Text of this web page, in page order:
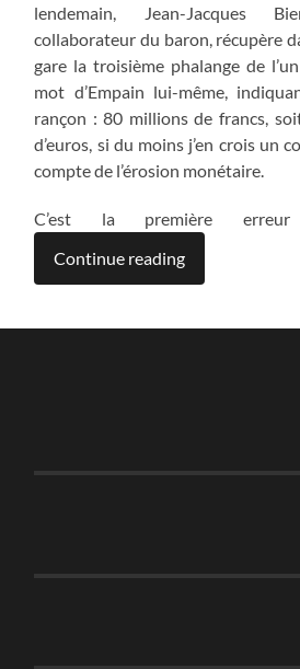
lendemain, Jean-Jacques
collaborateur du baron, récupère
gare la troisième phalange de
mot d’Empain lui-même,
rançon : 80 millions de francs,
d’euros, si du moins j’en crois un
compte de l’érosion monétaire.
C’est la première erreur
Continue reading